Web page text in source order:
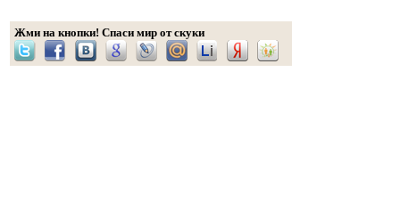
Жми на кнопки! Спаси мир от скуки